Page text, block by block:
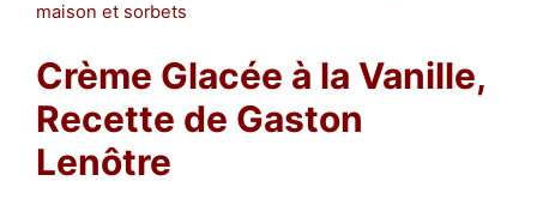
maison et sorbets
Crème Glacée à la Vanille,
Recette de Gaston
Lenôtre